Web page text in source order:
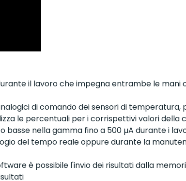
il lavoro che impegna entrambe le mani
di comando dei sensori di temperatura,
le percentuali per i corrispettivi valori della
nella gamma fino a 500 µA durante i
del tempo reale oppure durante la
è possibile l'invio dei risultati dalla